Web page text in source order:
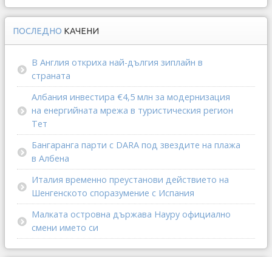
ПОСЛЕДНО КАЧЕНИ
В Англия откриха най-дългия зиплайн в
страната
Албания инвестира €4,5 млн за модернизация
на енергийната мрежа в туристическия регион
Тет
Бангаранга парти с DARA под звездите на плажа
в Албена
Италия временно преустанови действието на
Шенгенското споразумение с Испания
Малката островна държава Науру официално
смени името си